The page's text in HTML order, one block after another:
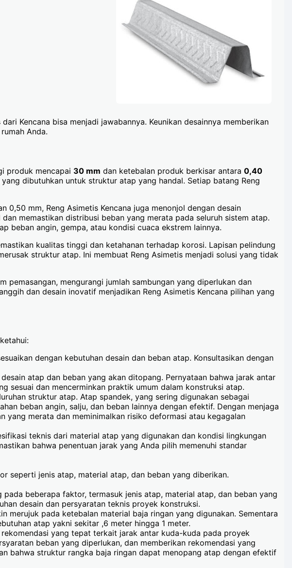
Kencana bisa menjadi jawabannya. Keunikan desainnya memberikan
Anda.
produk mencapai 30 mm dan ketebalan produk berkisar antara 0,40
dibutuhkan untuk struktur atap yang handal. Setiap batang Reng
mm, Reng Asimetis Kencana juga menonjol dengan desain
memastikan distribusi beban yang merata pada seluruh sistem atap.
beban angin, gempa, atau kondisi cuaca ekstrem lainnya.
kualitas tinggi dan ketahanan terhadap korosi. Lapisan pelindung
struktur atap. Ini membuat Reng Asimetis menjadi solusi yang tidak
pemasangan, mengurangi jumlah sambungan yang diperlukan dan
dan desain inovatif menjadikan Reng Asimetis Kencana pilihan yang
dengan kebutuhan desain dan beban atap. Konsultasikan dengan
atap dan beban yang akan ditopang. Pernyataan bahwa jarak antar
sesuai dan mencerminkan praktik umum dalam konstruksi atap.
struktur atap. Atap spandek, yang sering digunakan sebagai
beban angin, salju, dan beban lainnya dengan efektif. Dengan menjaga
merata dan meminimalkan risiko deformasi atau kegagalan
teknis dari material atap yang digunakan dan kondisi lingkungan
bahwa penentuan jarak yang Anda pilih memenuhi standar
seperti jenis atap, material atap, dan beban yang diberikan.
beberapa faktor, termasuk jenis atap, material atap, dan beban yang
desain dan persyaratan teknis proyek konstruksi.
merujuk pada ketebalan material baja ringan yang digunakan. Sementara
atap yakni sekitar ,6 meter hingga 1 meter.
yang tepat terkait jarak antar kuda-kuda pada proyek
beban yang diperlukan, dan memberikan rekomendasi yang
bahwa struktur rangka baja ringan dapat menopang atap dengan efektif